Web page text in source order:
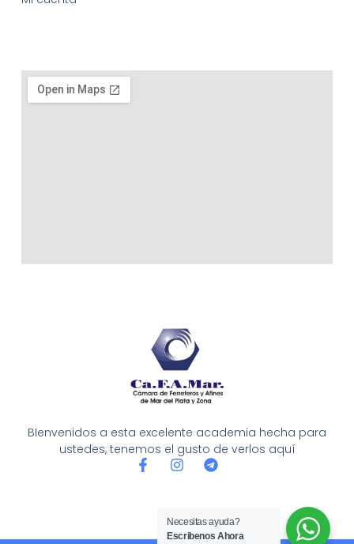
BIenvenidos a esta excelente academia hecha para
ustedes, tenemos el gusto de verlos aquí
F
I
a
g
T
g
r
Necesitas ayuda?
Escribenos Ahora